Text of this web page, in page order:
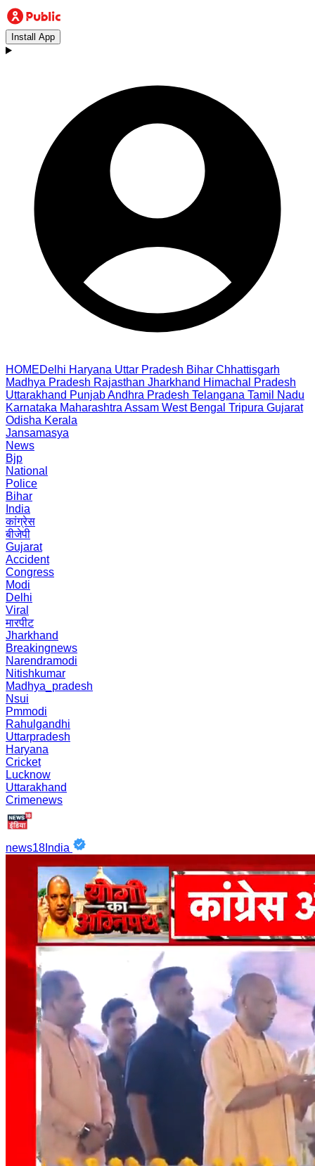
Install App
HOMEDelhi Haryana Uttar Pradesh Bihar Chhattisgarh
Madhya Pradesh Rajasthan Jharkhand Himachal Pradesh
Uttarakhand PunjabAndhra Pradesh Telangana Tamil Nadu
Karnataka Maharashtra Assam West Bengal Tripura Gujarat
Odisha Kerala
Jansamasya
News
Bjp
National
Police
Bihar
India
कांग्रेस
बीजेपी
Gujarat
Accident
Congress
Modi
Delhi
Viral
मारपीट
Jharkhand
Breakingnews
Narendramodi
Nitishkumar
Madhya_pradesh
Nsui
Pmmodi
Rahulgandhi
Uttarpradesh
Haryana
Cricket
Lucknow
Uttarakhand
Crimenews
news18India